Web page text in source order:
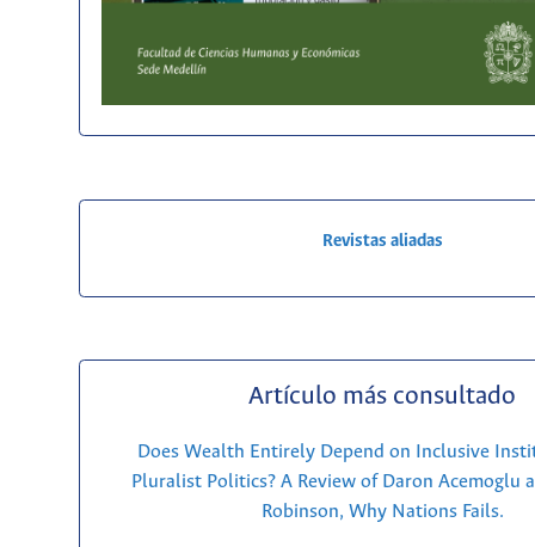
Revistas aliadas
Artículo más consultado
Does Wealth Entirely Depend on Inclusive
Pluralist Politics? A Review of Daron Acemoglu
Robinson, Why Nations Fails.